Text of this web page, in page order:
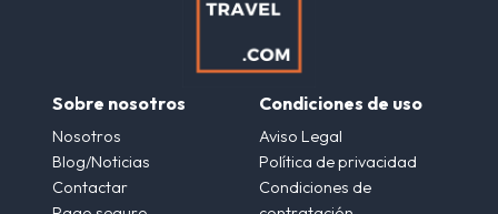
Sobre nosotros
Nosotros
Blog/Noticias
Contactar
Condiciones de uso
Aviso Legal
Política de privacidad
Condiciones de